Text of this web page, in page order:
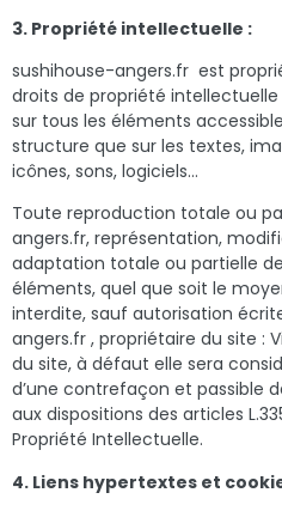
3. Propriété intellectuelle :
sushihouse-angers.fr est
droits de propriété
sur tous les éléments
structure que sur les textes,
icônes, sons, logiciels…
Toute reproduction totale ou
angers.fr, représentation,
adaptation totale ou partielle
éléments, quel que soit le
interdite, sauf autorisation
angers.fr , propriétaire du site :
du site, à défaut elle sera
d’une contrefaçon et passible
aux dispositions des articles
Propriété Intellectuelle.
4. Liens hypertextes et